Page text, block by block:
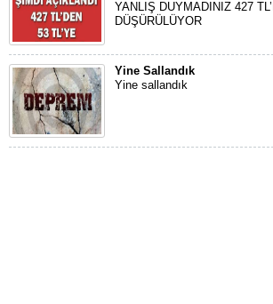
YANLIŞ DUYMADINIZ 427
DÜŞÜRÜLÜYOR
Yine Sallandık
Yine sallandık